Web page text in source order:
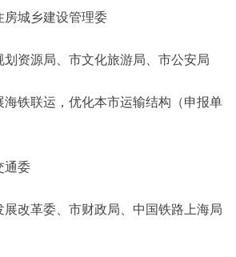
城乡建设管理委
资源局、市文化旅游局、市公安局
铁联运，优化本市运输结构（申报单
委
改革委、市财政局、中国铁路上海局